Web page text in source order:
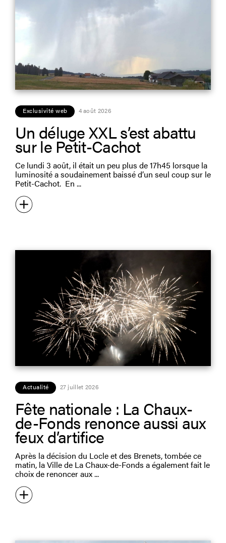
Exclusivité web 4 août 2026
Un déluge XXL s’est abattu
sur le Petit-Cachot
Ce lundi 3 août, il était un peu plus de 17h45 lorsque la
luminosité a soudainement baissé d’un seul coup sur le
Petit-Cachot. En
Actualité 27 juillet 2026
Fête nationale : La Chaux-
de-Fonds renonce aussi aux
feux d’artifice
Après la décision du Locle et des Brenets, tombée ce
matin, la Ville de La Chaux-de-Fonds a également fait le
choix de renoncer aux